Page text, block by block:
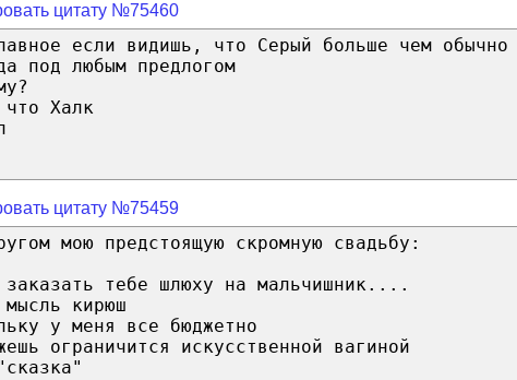
цитату №75460
если видишь, что Серый больше чем обычно
под любым предлогом
Халк
цитату №75459
мою предстоящую скромную свадьбу:
тебе шлюху на мальчишник....
кирюш
у меня все бюджетно
ограничится искусственной вагиной